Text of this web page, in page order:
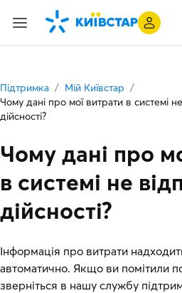
Підтримка
Мій Київстар
Чому дані про мої витрати в системі
дійсності?
Чому дані про
в системі не
дійсності?
Інформація про витрати
автоматично. Якщо ви помітили
зверніться в нашу службу